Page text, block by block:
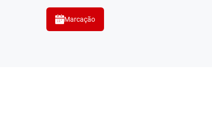
Marcação